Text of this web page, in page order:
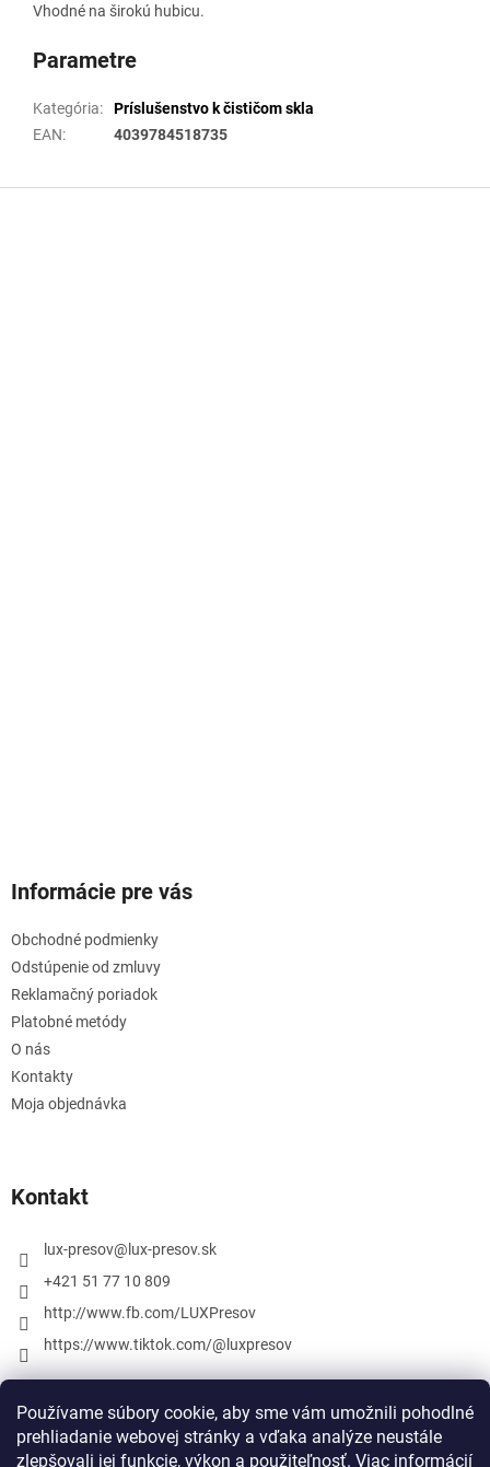
Používame súbory cookie, aby sme vám umožnili pohodlné
prehliadanie webovej stránky a vďaka analýze neustále
zlepšovali jej funkcie, výkon a použiteľnosť. Viac informácií
Vhodné na širokú hubicu.
Parametre
Kategória:
Príslušenstvo k čističom skla
EAN: 4039784518735
Informácie pre vás
Obchodné podmienky
Odstúpenie od zmluvy
Reklamačný poriadok
Platobné metódy
O nás
Kontakty
Moja objednávka
Kontakt
lux-presov@ lux-presov.sk
+421 51 77 10 809
http://www.fb.com/LUXPresov
https://www.tiktok.com/@luxpresov